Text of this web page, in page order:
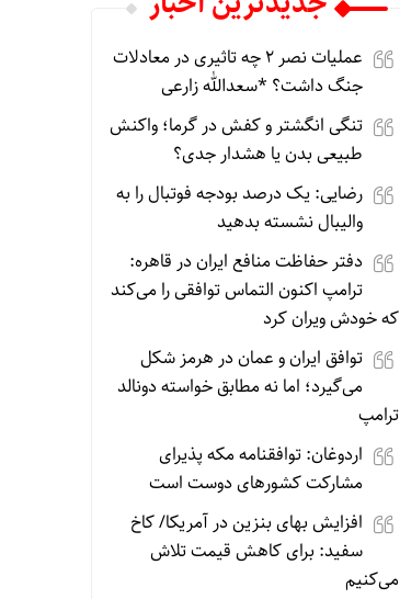
عملیات نصر ۲ چه تاثیری در معادلات
جنگ داشت؟ *سعدالله زارعی
تنگی انگشتر و کفش در گرما؛ واکنش
طبیعی بدن یا هشدار جدی؟
رضایی: یک درصد بودجه فوتبال را به
والیبال نشسته بدهید
دفتر حفاظت منافع ایران در قاهره:
ترامپ اکنون التماس توافقی را می‌کند
که خودش ویران کرد
توافق ایران و عمان در هرمز شکل
می‌گیرد؛ اما نه مطابق خواسته دونالد
ترامپ
اردوغان: توافقنامه مکه پذیرای
مشارکت کشورهای دوست است
افزایش بهای بنزین در آمریکا/ کاخ
سفید: برای کاهش قیمت تلاش
می‌کنیم